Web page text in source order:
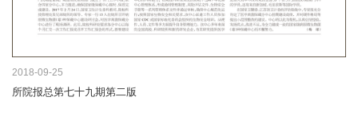
2018-09-25
所院报总第七十九期第二版